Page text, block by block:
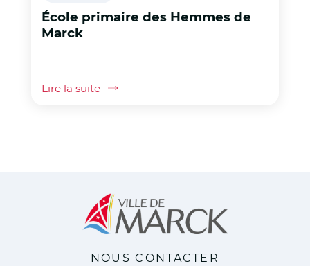
École primaire des Hemmes de
Marck
Lire la suite
NOUS CONTACTER